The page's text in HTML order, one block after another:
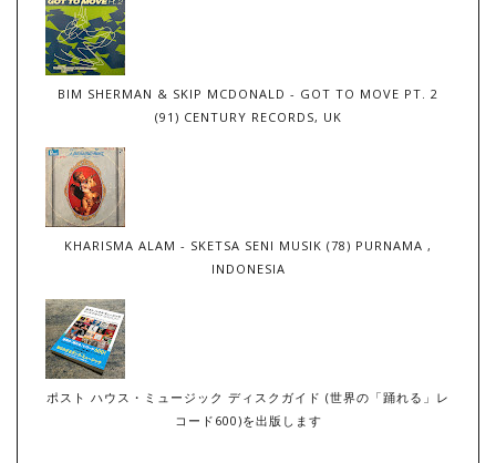
BIM SHERMAN & SKIP MCDONALD - GOT TO MOVE PT. 2
(91) CENTURY RECORDS, UK
KHARISMA ALAM - SKETSA SENI MUSIK (78) PURNAMA ,
INDONESIA
ポスト ハウス・ミュージック ディスクガイド (世界の「踊れる」レ
コード600)を出版します